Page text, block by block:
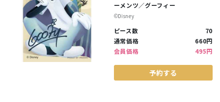
ーメンツ／グーフィー
©︎Disney
ピース数
70
通常価格
660円
会員価格
495円
予約する